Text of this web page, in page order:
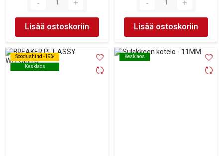
Lisää ostoskoriin Lisää ostoskoriin
Soodushind -19%
Kesklaos
Soodushind -19%
Kesklaos
Kesklaos
Kesklaos